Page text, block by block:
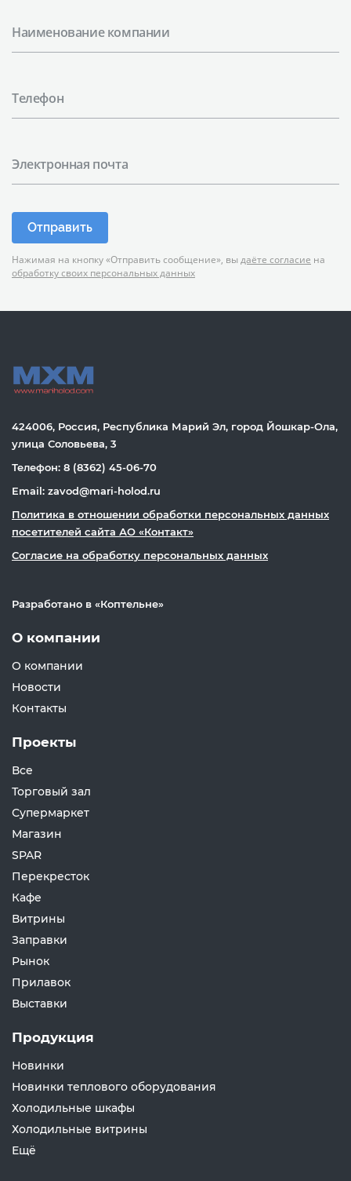
Наименование компании
Телефон
Электронная почта
Отправить
Нажимая на кнопку «Отправить сообщение», вы даёте согласие на
обработку своих персональных данных
424006, Россия, Республика Марий Эл, город Йошкар-Ола,
улица Соловьева, 3
Телефон: 8 (8362) 45-06-70
Email: zavod@mari-holod.ru
Политика в отношении обработки персональных данных
посетителей сайта АО «Контакт»
Согласие на обработку персональных данных
Разработано в «Коптельне»
О компании
О компании
Новости
Контакты
Проекты
Все
Торговый зал
Супермаркет
Магазин
SPAR
Перекресток
Кафе
Витрины
Заправки
Рынок
Прилавок
Выставки
Продукция
Новинки
Новинки теплового оборудования
Холодильные шкафы
Холодильные витрины
Ещё